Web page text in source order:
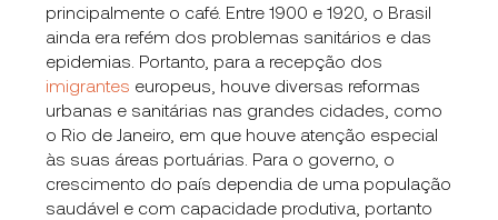
principalmente o café. Entre 1900 e 1920, o Brasil
ainda era refém dos problemas sanitários e das
epidemias. Portanto, para a recepção dos
imigrantes europeus, houve diversas reformas
urbanas e sanitárias nas grandes cidades, como
o Rio de Janeiro, em que houve atenção especial
às suas áreas portuárias. Para o governo, o
crescimento do país dependia de uma população
saudável e com capacidade produtiva, portanto